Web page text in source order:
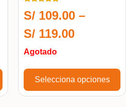
5.00
de 5
S/ 109.00 –
S/ 119.00
Agotado
Selecciona opciones